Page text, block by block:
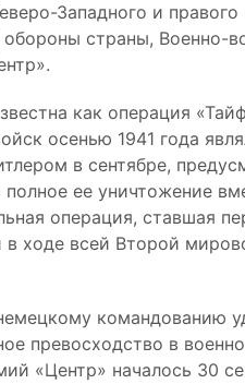
Западного и
страны, Военно-
как операция
осенью 1941 года
в сентябре,
ее уничтожение
операция, ставшая
ходе всей Второй
командованию
превосходство в
«Центр» началось 30